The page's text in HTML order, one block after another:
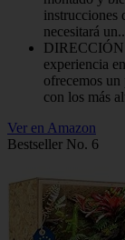
instrucciones
necesitará
experiencia
ofrecemos
con los más
Ver en Amazon
Bestseller No. 6